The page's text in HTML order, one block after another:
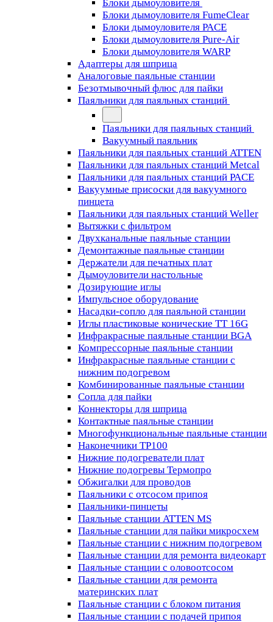
Блоки дымоуловителя
Блоки дымоуловителя FumeClear
Блоки дымоуловителя PACE
Блоки дымоуловителя Pure-Air
Блоки дымоуловителя WARP
Адаптеры для шприца
Аналоговые паяльные станции
Безотмывочный флюс для пайки
Паяльники для паяльных станций
Паяльники для паяльных станций
Вакуумный паяльник
Паяльники для паяльных станций ATTEN
Паяльники для паяльных станций Metcal
Паяльники для паяльных станций PACE
Вакуумные присоски для вакуумного
пинцета
Паяльники для паяльных станций Weller
Вытяжки с фильтром
Двухканальные паяльные станции
Демонтажные паяльные станции
Держатели для печатных плат
Дымоуловители настольные
Дозирующие иглы
Импульсное оборудование
Насадки-сопло для паяльной станции
Иглы пластиковые конические TT 16G
Инфракрасные паяльные станции BGA
Компрессорные паяльные станции
Инфракрасные паяльные станции с
нижним подогревом
Комбинированные паяльные станции
Сопла для пайки
Коннекторы для шприца
Контактные паяльные станции
Многофункциональные паяльные станции
Наконечники TP100
Нижние подогреватели плат
Нижние подогревы Термопро
Обжигалки для проводов
Паяльники с отсосом припоя
Паяльники-пинцеты
Паяльные станции ATTEN MS
Паяльные станции для пайки микросхем
Паяльные станции с нижним подогревом
Паяльные станции для ремонта видеокарт
Паяльные станции с оловоотсосом
Паяльные станции для ремонта
материнских плат
Паяльные станции с блоком питания
Паяльные станции с подачей припоя